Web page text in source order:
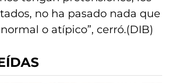
no ha pasado nada que
o atípico”, cerró.(DIB)